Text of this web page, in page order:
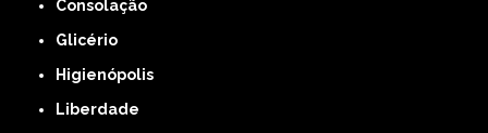
Consolação
Glicério
Higienópolis
Liberdade